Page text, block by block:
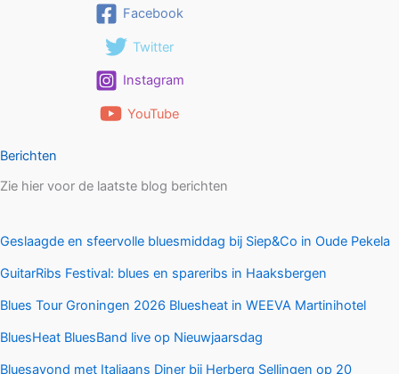
Facebook
Twitter
Instagram
YouTube
Berichten
Zie hier voor de laatste blog berichten
Geslaagde en sfeervolle bluesmiddag bij Siep&Co in Oude Pekela
GuitarRibs Festival: blues en spareribs in Haaksbergen
Blues Tour Groningen 2026 Bluesheat in WEEVA Martinihotel
BluesHeat BluesBand live op Nieuwjaarsdag
Bluesavond met Italiaans Diner bij Herberg Sellingen op 20